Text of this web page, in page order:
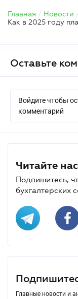
Главная / Новости
Как в 2025 году
Оставьте
Войдите чтобы
комментарий
Читайте
Подпишитесь,
бухгалтерских
Главные новости и